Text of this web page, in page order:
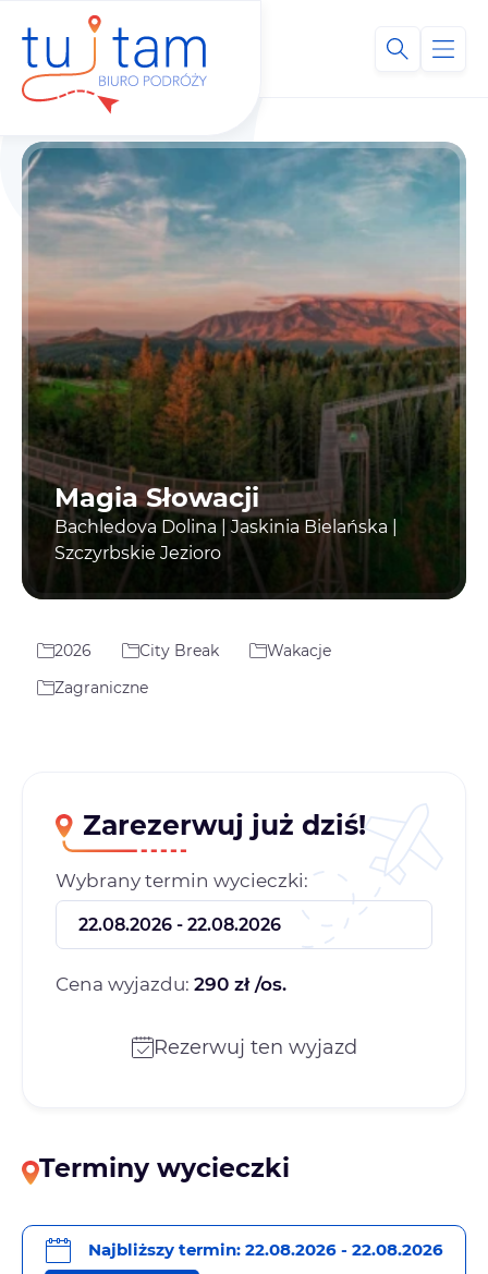
Magia Słowacji
Bachledova Dolina | Jaskinia Bielańska |
Szczyrbskie Jezioro
2026 City Break
Wakacje
Zagraniczne
Zarezerwuj już dziś!
Wybrany termin wycieczki:
Cena wyjazdu: 290 zł /os.
Rezerwuj ten wyjazd
Terminy wycieczki
Najbliższy termin: 22.08.2026 - 22.08.2026